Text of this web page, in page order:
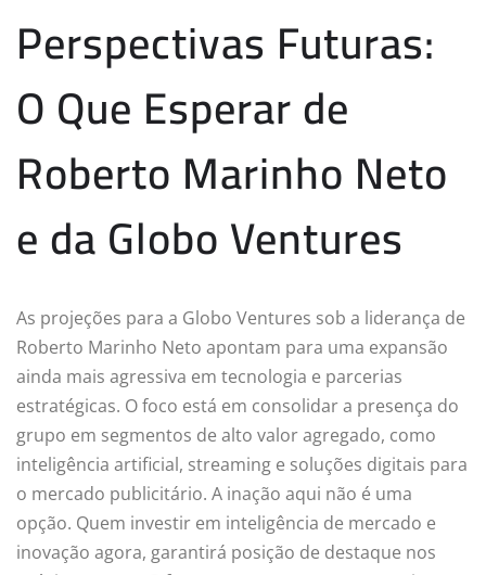
Perspectivas Futuras:
O Que Esperar de
Roberto Marinho Neto
e da Globo Ventures
As projeções para a Globo Ventures sob a liderança de
Roberto Marinho Neto apontam para uma expansão
ainda mais agressiva em tecnologia e parcerias
estratégicas. O foco está em consolidar a presença do
grupo em segmentos de alto valor agregado, como
inteligência artificial, streaming e soluções digitais para
o mercado publicitário. A inação aqui não é uma
opção. Quem investir em inteligência de mercado e
inovação agora, garantirá posição de destaque nos